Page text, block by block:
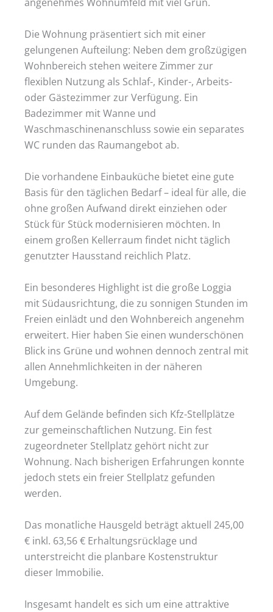
Die Wohnung präsentiert sich mit einer
gelungenen Aufteilung: Neben dem großzügigen
Wohnbereich stehen weitere Zimmer zur
flexiblen Nutzung als Schlaf-, Kinder-, Arbeits-
oder Gästezimmer zur Verfügung. Ein
Badezimmer mit Wanne und
Waschmaschinenanschluss sowie ein separates
WC runden das Raumangebot ab.
Die vorhandene Einbauküche bietet eine gute
Basis für den täglichen Bedarf – ideal für alle, die
ohne großen Aufwand direkt einziehen oder
Stück für Stück modernisieren möchten. In
einem großen Kellerraum findet nicht täglich
genutzter Hausstand reichlich Platz.
Ein besonderes Highlight ist die große Loggia
mit Südausrichtung, die zu sonnigen Stunden im
Freien einlädt und den Wohnbereich angenehm
erweitert. Hier haben Sie einen wunderschönen
Blick ins Grüne und wohnen dennoch zentral mit
allen Annehmlichkeiten in der näheren
Umgebung.
Auf dem Gelände befinden sich Kfz-Stellplätze
zur gemeinschaftlichen Nutzung. Ein fest
zugeordneter Stellplatz gehört nicht zur
Wohnung. Nach bisherigen Erfahrungen konnte
jedoch stets ein freier Stellplatz gefunden
werden.
Das monatliche Hausgeld beträgt aktuell 245,00
€ inkl. 63,56 € Erhaltungsrücklage und
unterstreicht die planbare Kostenstruktur
dieser Immobilie.
Insgesamt handelt es sich um eine attraktive